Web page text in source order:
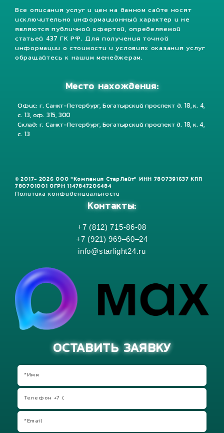
Все описания услуг и цен на данном сайте носят
исключительно информационный характер и не
являются публичной офертой, определяемой
статьей 437 ГК РФ. Для получения точной
информации о стоимости и условиях оказания услуг
обращайтесь к нашим менеджерам.
Место нахождения:
Офис: г. Санкт-Петербург, Богатырский проспект д. 18, к. 4,
с. 13, оф. 315, 300
Склад: г. Санкт-Петербург, Богатырский проспект д. 18, к. 4,
с. 13
© 2017- 2026 ООО "Компания СтарЛайт" ИНН 7807391637 КПП
780701001 ОГРН 1147847206484
Политика конфиденциальности
Контакты:
+7 (812) 715-86-08
+7 (921) 969–60–24
info@starlight24.ru
ОСТАВИТЬ ЗАЯВКУ